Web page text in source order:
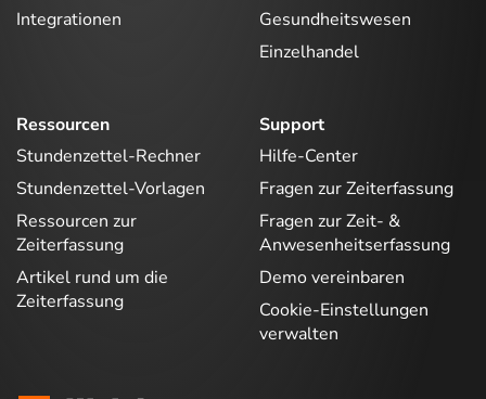
Integrationen
Gesundheitswesen
Einzelhandel
Ressourcen
Stundenzettel-Rechner
Stundenzettel-Vorlagen
Ressourcen zur
Zeiterfassung
Artikel rund um die
Zeiterfassung
Support
Hilfe-Center
Fragen zur Zeiterfassung
Fragen zur Zeit- &
Anwesenheitserfassung
Demo vereinbaren
Cookie-Einstellungen
verwalten